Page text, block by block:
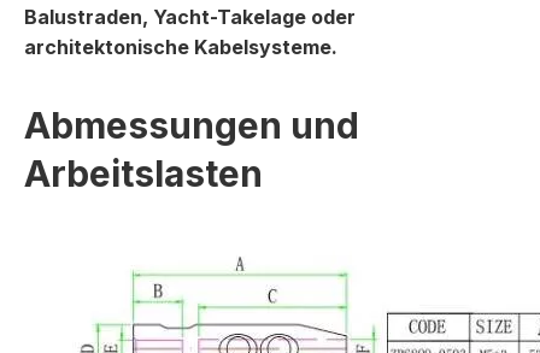
Balustraden, Yacht-Takelage oder
architektonische Kabelsysteme.
Abmessungen und
Arbeitslasten